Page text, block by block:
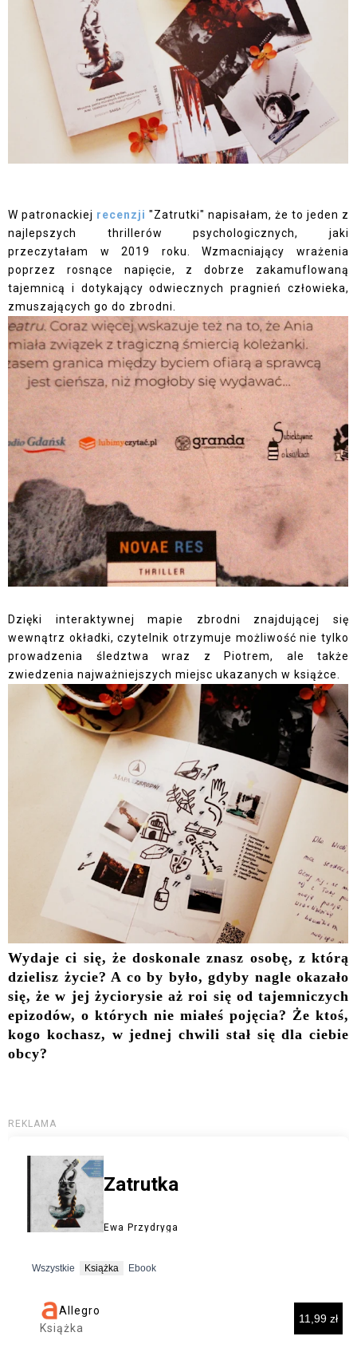
W patronackiej recenzji "Zatrutki" napisałam, że to jeden z
najlepszych thrillerów psychologicznych, jaki
przeczytałam w 2019 roku. Wzmacniający wrażenia
poprzez rosnące napięcie, z dobrze zakamuflowaną
tajemnicą i dotykający odwiecznych pragnień człowieka,
zmuszających go do zbrodni.
Dzięki interaktywnej mapie zbrodni znajdującej się
wewnątrz okładki, czytelnik otrzymuje możliwość nie tylko
prowadzenia śledztwa wraz z Piotrem, ale także
zwiedzenia najważniejszych miejsc ukazanych w książce.
Wydaje ci się, że doskonale znasz osobę, z którą
dzielisz życie? A co by było, gdyby nagle okazało
się, że w jej życiorysie aż roi się od tajemniczych
epizodów, o których nie miałeś pojęcia? Że ktoś,
kogo kochasz, w jednej chwili stał się dla ciebie
obcy?